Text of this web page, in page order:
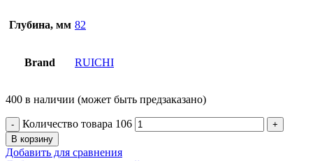
Глубина, мм 82
Brand RUICHI
400 в наличии (может быть предзаказано)
Количество товара 106
В корзину
Добавить для сравнения